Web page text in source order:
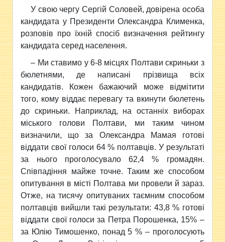
У свою чергу Сергій Соловей, довірена особа
кандидата у Президенти Олександра Клименка,
розповів про їхній спосіб визначення рейтингу
кандидата серед населення.
– Ми ставимо у 6-8 місцях Полтави скриньки з
бюлетнями, де написані прізвища всіх
кандидатів. Кожен бажаючий може відмітити
того, кому віддає перевагу та вкинути бюлетень
до скриньки. Наприклад, на останніх виборах
міського голови Полтави, ми таким чином
визначили, що за Олександра Мамая готові
віддати свої голоси 64 % полтавців. У результаті
за нього проголосувало 62,4 % громадян.
Співпадіння майже точне. Таким же способом
опитування в місті Полтава ми провели й зараз.
Отже, на тисячу опитуваних таємним способом
полтавців вийшли такі результати: 43,8 % готові
віддати свої голоси за Петра Порошенка, 15% –
за Юлію Тимошенко, понад 5 % – проголосують